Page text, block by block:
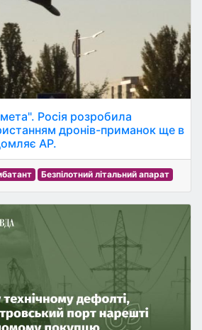
Росія розробила
дронів-приманок ще в
AP.
Безпілотний літальний апарат